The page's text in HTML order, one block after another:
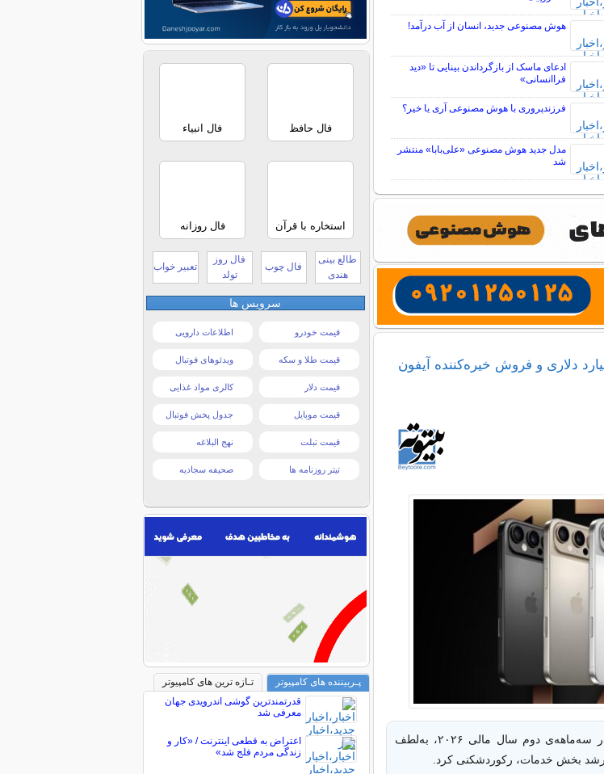
هوش مصنوعی جدید، انسان از آب درآمد!
ادعای ماسک از بازگرداندن بینایی تا «دید
فراانسانی»
فرزندپروری با هوش مصنوعی آری یا خیر؟
مدل جدید هوش مصنوعی «علی‌بابا» منتشر
شد
شکست /درآمد ۱۱۱٫۲ میلیارد دلاری و فروش خیره‌کننده آیفون
اپل با ثبت درآمد ۱۱۱٫۲ میلیارد دلاری در سه‌ماهه‌ی دوم سال مالی ۲۰۲۶، به‌لطف
فال حافظ فال انبیاء
استخاره با قرآن فال روزانه
طالع بینی
هندی
فال چوب
فال روز
تولد
تعبیر خواب
سرویس ها
قیمت خودرو اطلاعات دارویی
قیمت طلا و سکه ویدئوهای فوتبال
قیمت دلار کالری مواد غذایی
قیمت موبایل جدول پخش فوتبال
قیمت تبلت نهج البلاغه
تیتر روزنامه ها صحیفه سجادیه
پـربیننده های کامپیوتر
تـازه ترین های کامپیوتر
قدرتمندترین گوشی اندرویدی جهان
معرفی شد
اعتراض به قطعی اینترنت / «کار و
زندگی مردم فلج شد»